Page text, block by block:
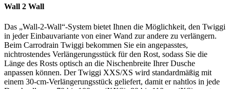
Wall 2 Wall
Das „Wall-2-Wall“-System bietet Ihnen die Möglichkeit, den Twiggi
in jeder Einbauvariante von einer Wand zur andere zu verlängern.
Beim Carrodrain Twiggi bekommen Sie ein angepasstes,
nichtrostendes Verlängerungsstück für den Rost, sodass Sie die
Länge des Rosts optisch an die Nischenbreite Ihrer Dusche
anpassen können. Der Twiggi XXS/XS wird standardmäßig mit
einem 30-cm-Verlängerungsstück geliefert, damit er nahtlos in jede